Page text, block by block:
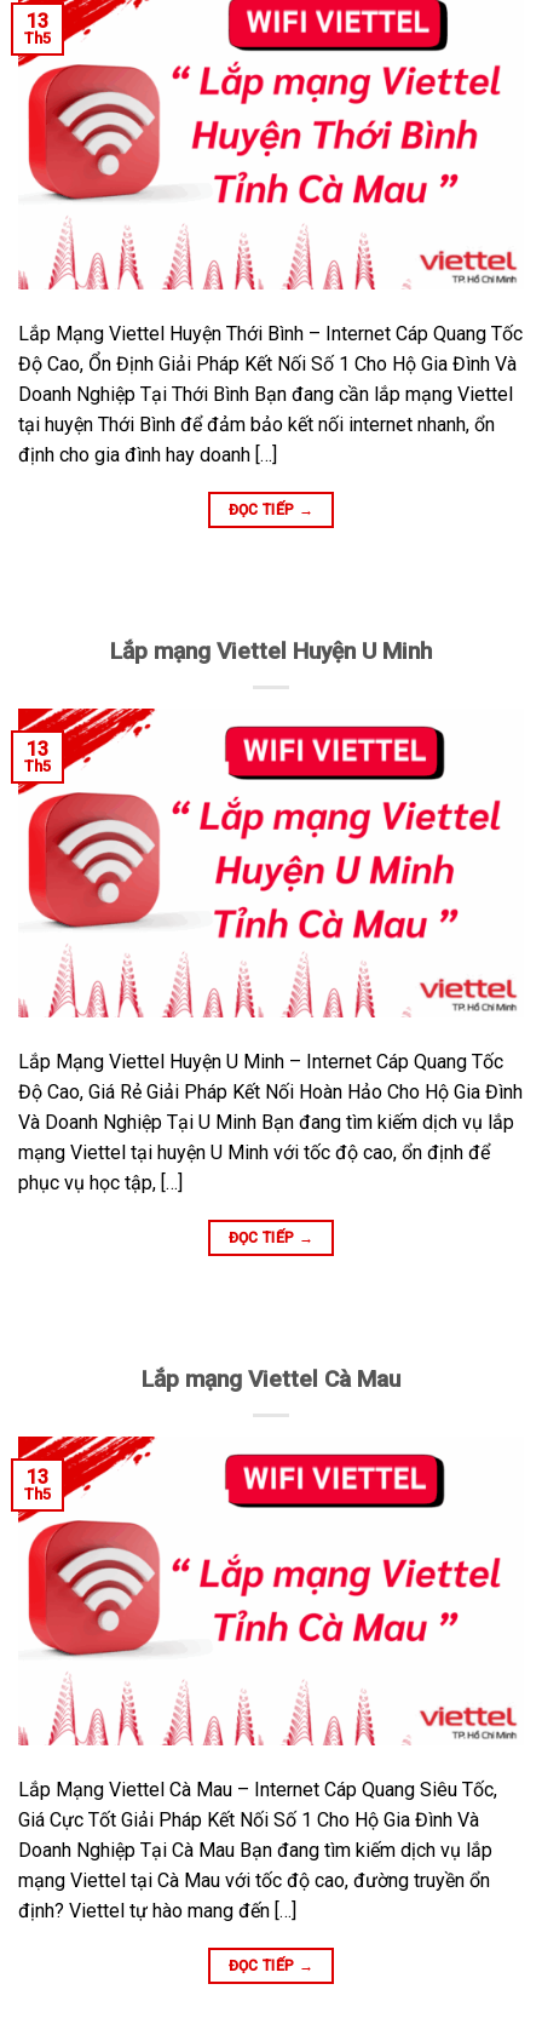
13
Th5
Lắp Mạng Viettel Huyện Thới Bình – Internet Cáp Quang Tốc
Độ Cao, Ổn Định Giải Pháp Kết Nối Số 1 Cho Hộ Gia Đình Và
Doanh Nghiệp Tại Thới Bình Bạn đang cần lắp mạng Viettel
tại huyện Thới Bình để đảm bảo kết nối internet nhanh, ổn
định cho gia đình hay doanh […]
ĐỌC TIẾP →
Lắp mạng Viettel Huyện U Minh
13
Th5
Lắp Mạng Viettel Huyện U Minh – Internet Cáp Quang Tốc
Độ Cao, Giá Rẻ Giải Pháp Kết Nối Hoàn Hảo Cho Hộ Gia Đình
Và Doanh Nghiệp Tại U Minh Bạn đang tìm kiếm dịch vụ lắp
mạng Viettel tại huyện U Minh với tốc độ cao, ổn định để
phục vụ học tập, […]
ĐỌC TIẾP →
Lắp mạng Viettel Cà Mau
13
Th5
Lắp Mạng Viettel Cà Mau – Internet Cáp Quang Siêu Tốc,
Giá Cực Tốt Giải Pháp Kết Nối Số 1 Cho Hộ Gia Đình Và
Doanh Nghiệp Tại Cà Mau Bạn đang tìm kiếm dịch vụ lắp
mạng Viettel tại Cà Mau với tốc độ cao, đường truyền ổn
định? Viettel tự hào mang đến […]
ĐỌC TIẾP →